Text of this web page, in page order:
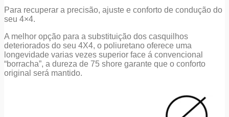
Para recuperar a precisão, ajuste e conforto de condução do
seu 4×4.
A melhor opção para a substituição dos casquilhos
deteriorados do seu 4X4, o poliuretano oferece uma
longevidade varias vezes superior face á convencional
“borracha”, a dureza de 75 shore garante que o conforto
original será mantido.